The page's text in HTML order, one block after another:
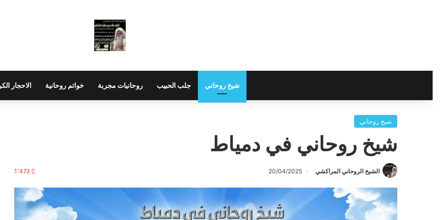
شيخ روحاني جلب الحبيب روحانيات مجربة خواتم روحانية الاحجار
شيخ روحاني
شيخ روحاني في دمياط
الشيخ الروحاني المراكشي 20/04/2025 1٬473